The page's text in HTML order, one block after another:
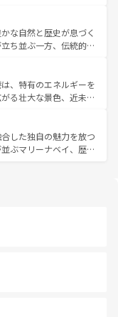
な魅力を心ゆくまで味
、新着の韓国情報はコンテンツ一
ノイの古い町並みやホ
物も、独特の雰囲気を
の豊かさとおいしさで
ムコーヒーなどは、ぜ
れてもあたたかい人々
と忘れられない旅にな
な自然と歴史が息づく
ち並ぶ一方、伝統的な
ェンマイなどの山岳地
ケットやクラビの美し
とができる。タイ料理
季節にも異なる楽しみ
人々、仏教を中心とし
訪れる旅人を魅了し続
、特有のエネルギーを
る壮大な景色、近未来
観光スポットが密集し
のも魅力。息をのむよ
港を存分に楽しみ尽く
した独自の魅力を放つ
ぶマリーナベイ、歴史
める外せないスポット